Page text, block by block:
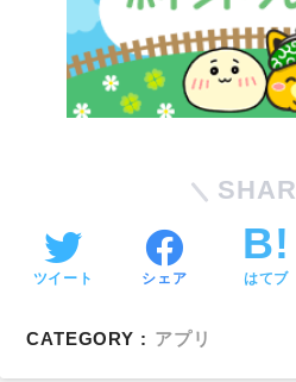
ツイート シェア はてブ
CATEGORY : アプリ